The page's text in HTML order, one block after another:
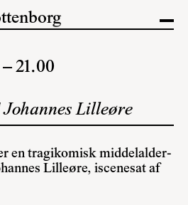
21.00
Lilleøre
en tragikomisk middelalder-
Lilleøre, iscenesat af